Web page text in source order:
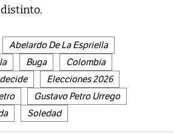
Abelardo De La Espriella
Buga
Colombia
Elecciones 2026
Gustavo Petro Urrego
Soledad